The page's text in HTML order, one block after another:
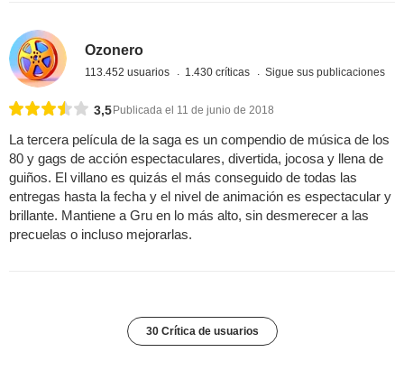
Ozonero
113.452 usuarios 1.430 críticas Sigue sus publicaciones
3,5Publicada el 11 de junio de 2018
La tercera película de la saga es un compendio de música de los
80 y gags de acción espectaculares, divertida, jocosa y llena de
guiños. El villano es quizás el más conseguido de todas las
entregas hasta la fecha y el nivel de animación es espectacular y
brillante. Mantiene a Gru en lo más alto, sin desmerecer a las
precuelas o incluso mejorarlas.
30 Crítica de usuarios